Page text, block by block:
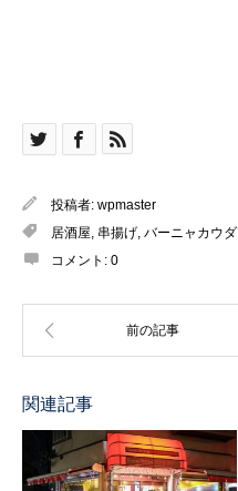
投稿者: wpmaster
居酒屋, 串揚げ, バーニャカウダ
コメント: 0
関連記事